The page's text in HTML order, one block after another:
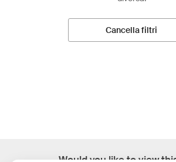
Cancella filtri